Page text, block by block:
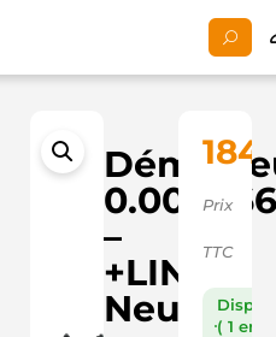
–
+LINE
Neuf
Prix
TTC
( 1 en